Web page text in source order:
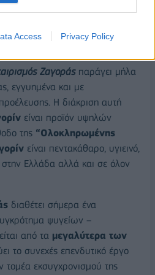
Access Privacy Policy
Ζαγοράς παράγει μήλα
εγγυημένα και με
Η διάκριση αυτή
είναι προϊόν υψηλών
της “Ολοκληρωμένης
είναι πεντακάθαρο, υγιεινό,
στην Ελλάδα αλλά και σε όλον
διαθέτει σήμερα ένα
ψυγείων –
από τα μεγαλύτερα των
το συνεχές επενδυτικό έργο
τομέα εκσυγχρονισμού της